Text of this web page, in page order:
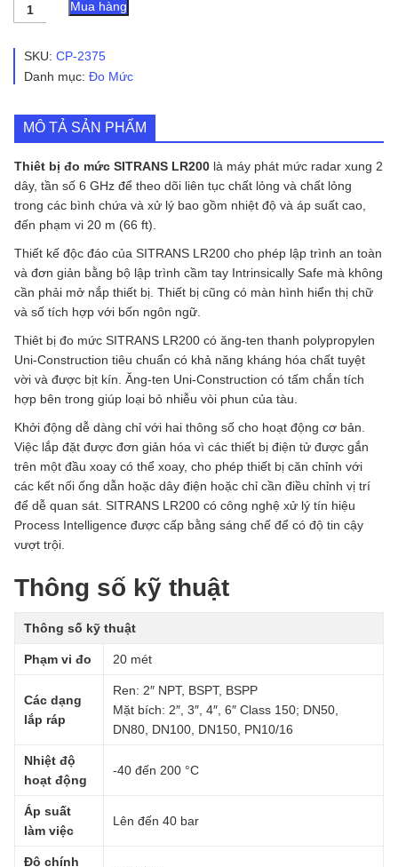
Thiêt
Bị
Mức
LR200
lượng
Mua hàng
SKU: CP-2375
Danh mục: Đo Mức
MÔ TẢ SẢN PHẨM
Thiêt bị đo mức SITRANS LR200 là máy phát mức radar xung 2
dây, tần số 6 GHz để theo dõi liên tục chất lỏng và chất lỏng
trong các bình chứa và xử lý bao gồm nhiệt độ và áp suất cao,
đến phạm vi 20 m (66 ft).
Thiết kế độc đáo của SITRANS LR200 cho phép lập trình an toàn
và đơn giản bằng bộ lập trình cầm tay Intrinsically Safe mà không
cần phải mở nắp thiết bị. Thiết bị cũng có màn hình hiển thị chữ
và số tích hợp với bốn ngôn ngữ.
Thiêt bị đo mức SITRANS LR200 có ăng-ten thanh polypropylen
Uni-Construction tiêu chuẩn có khả năng kháng hóa chất tuyệt
vời và được bịt kín. Ăng-ten Uni-Construction có tấm chắn tích
hợp bên trong giúp loại bỏ nhiễu vòi phun của tàu.
Khởi động dễ dàng chỉ với hai thông số cho hoạt động cơ bản.
Việc lắp đặt được đơn giản hóa vì các thiết bị điện tử được gắn
trên một đầu xoay có thể xoay, cho phép thiết bị căn chỉnh với
các kết nối ống dẫn hoặc dây điện hoặc chỉ cần điều chỉnh vị trí
để dễ quan sát. SITRANS LR200 có công nghệ xử lý tín hiệu
Process Intelligence được cấp bằng sáng chế để có độ tin cậy
vượt trội.
Thông số kỹ thuật
Thông số kỹ thuật
Phạm vi đo 20 mét
Các dạng
lắp ráp
Ren: 2″ NPT, BSPT, BSPP
Mặt bích: 2″, 3″, 4″, 6″ Class 150; DN50,
DN80, DN100, DN150, PN10/16
Nhiệt độ
hoạt động
-40 đến 200 °C
Áp suất
làm việc
Lên đến 40 bar
Độ chính